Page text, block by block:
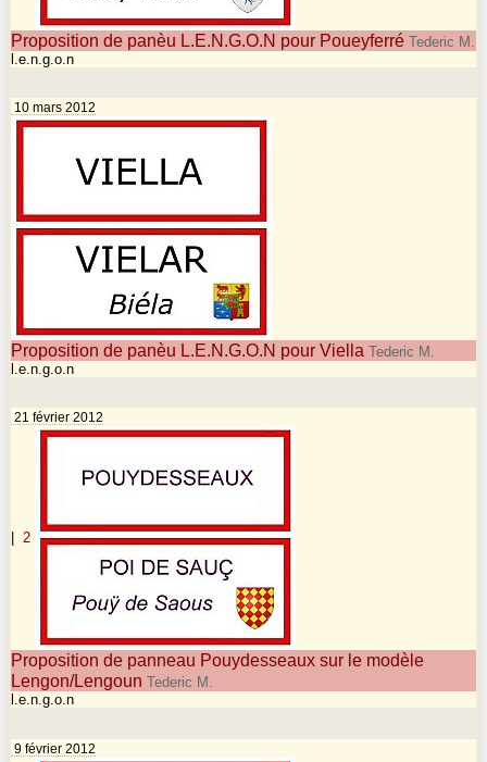
Proposition de panèu L.E.N.G.O.N pour Poueyferré Tederic M.
l.e.n.g.o.n
10 mars 2012
Proposition de panèu L.E.N.G.O.N pour Viella Tederic M.
l.e.n.g.o.n
21 février 2012
2
Proposition de panneau Pouydesseaux sur le modèle
Lengon/Lengoun Tederic M.
l.e.n.g.o.n
9 février 2012